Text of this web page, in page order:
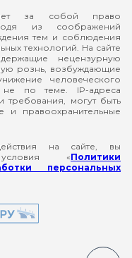
за собой право
из соображений
тем и соблюдения
технологий. На сайте
нецензурную
рознь, возбуждающие
человеческого
не по теме. IP-адреса
требования, могут быть
правоохранительные
на сайте, вы
условия «Политики
персональных